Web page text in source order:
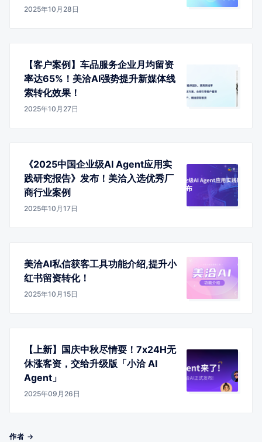
2025年10月28日
【客户案例】车品服务企业月均留资
率达65%！美洽AI强势提升新媒体线
索转化效果！
2025年10月27日
《2025中国企业级AI Agent应用实
践研究报告》发布！美洽入选优秀厂
商行业案例
2025年10月17日
美洽AI私信获客工具功能介绍,提升小
红书留资转化！
2025年10月15日
【上新】国庆中秋尽情耍！7x24H无
休涨客资，交给升级版「小洽 AI
Agent」
2025年09月26日
作者 →